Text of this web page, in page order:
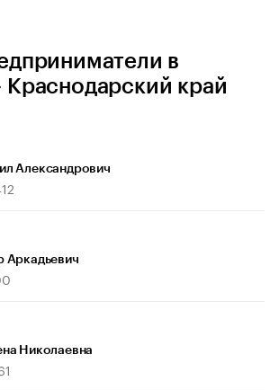
в
край
Александрович
Аркадьевич
Николаевна